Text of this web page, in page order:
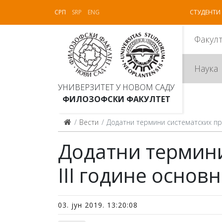
СРП SRP ENG СТУДЕНТИ
УНИВЕРЗИТЕТ У НОВОМ САДУ
ФИЛОЗОФСКИ ФАКУЛТЕТ
Наука
Вести Додатни термини систематских
Додатни
III године
03. јун 2019. 13:20:08